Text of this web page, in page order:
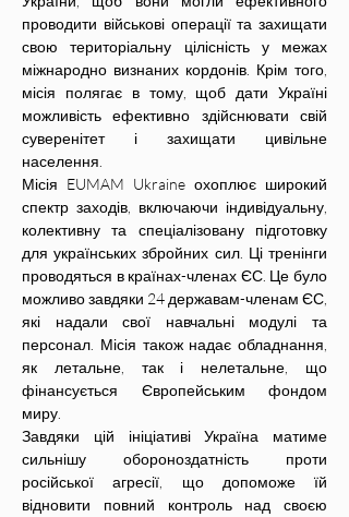
проводити військові операції та захищати
свою територіальну цілісність у межах
міжнародно визнаних кордонів. Крім того,
місія полягає в тому, щоб дати Україні
можливість ефективно здійснювати свій
суверенітет і захищати цивільне
населення.
Місія EUMAM Ukraine охоплює широкий
спектр заходів, включаючи індивідуальну,
колективну та спеціалізовану підготовку
для українських збройних сил. Ці тренінги
проводяться в країнах-членах ЄС. Це було
можливо завдяки 24 державам-членам ЄС,
які надали свої навчальні модулі та
персонал. Місія також надає обладнання,
як летальне, так і нелетальне, що
фінансується Європейським фондом
миру.
Завдяки цій ініціативі Україна матиме
сильнішу обороноздатність проти
російської агресії, що допоможе їй
відновити повний контроль над своєю